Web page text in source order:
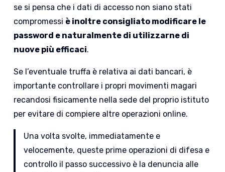
se si pensa che i dati di accesso non siano stati
compromessi è inoltre consigliato modificare le
password e naturalmente di utilizzarne di
nuove più efficaci.
Se l’eventuale truffa è relativa ai dati bancari, è
importante controllare i propri movimenti magari
recandosi fisicamente nella sede del proprio istituto
per evitare di compiere altre operazioni online.
Una volta svolte, immediatamente e
velocemente, queste prime operazioni di difesa e
controllo il passo successivo è la denuncia alle